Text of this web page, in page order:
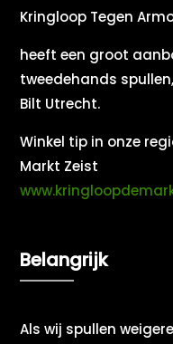
Kringloop Tegen
heeft een groot
tweedehands
Bilt Utrecht.
Winkel tip in onze
Markt Zeist
Belangrijk
Als wij spullen